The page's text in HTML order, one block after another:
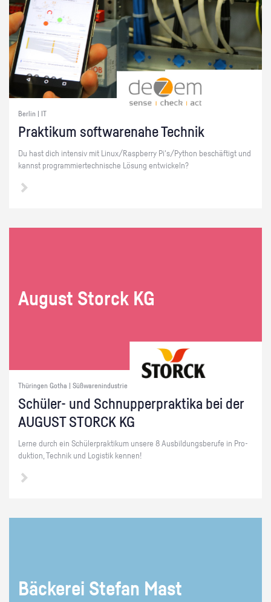
Berlin | IT
Prak­ti­kum soft­ware­na­he Tech­nik
Du hast dich in­ten­siv mit Linux/Raspber­ry Pi's/Py­thon be­schäf­tigt und
kannst pro­gram­mier­tech­ni­sche Lö­sung ent­wi­ckeln?
Au­gust Storck KG
Thüringen Gotha | Süßwarenindustrie
Schü­ler- und Schnup­per­prak­ti­ka bei der
AU­GUST STORCK KG
Lerne durch ein Schü­ler­prak­ti­kum un­se­re 8 Aus­bil­dungs­be­ru­fe in Pro­
duk­ti­on, Tech­nik und Lo­gis­tik ken­nen!
Bä­cke­rei Ste­fan Mast